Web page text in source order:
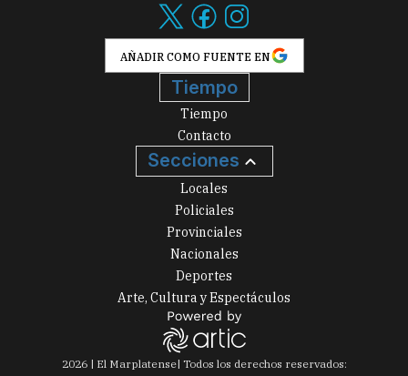
AÑADIR COMO FUENTE EN
Tiempo
Tiempo
Contacto
Secciones
Locales
Policiales
Provinciales
Nacionales
Deportes
Arte, Cultura y Espectáculos
2026| El Marplatense| Todos los derechos reservados: